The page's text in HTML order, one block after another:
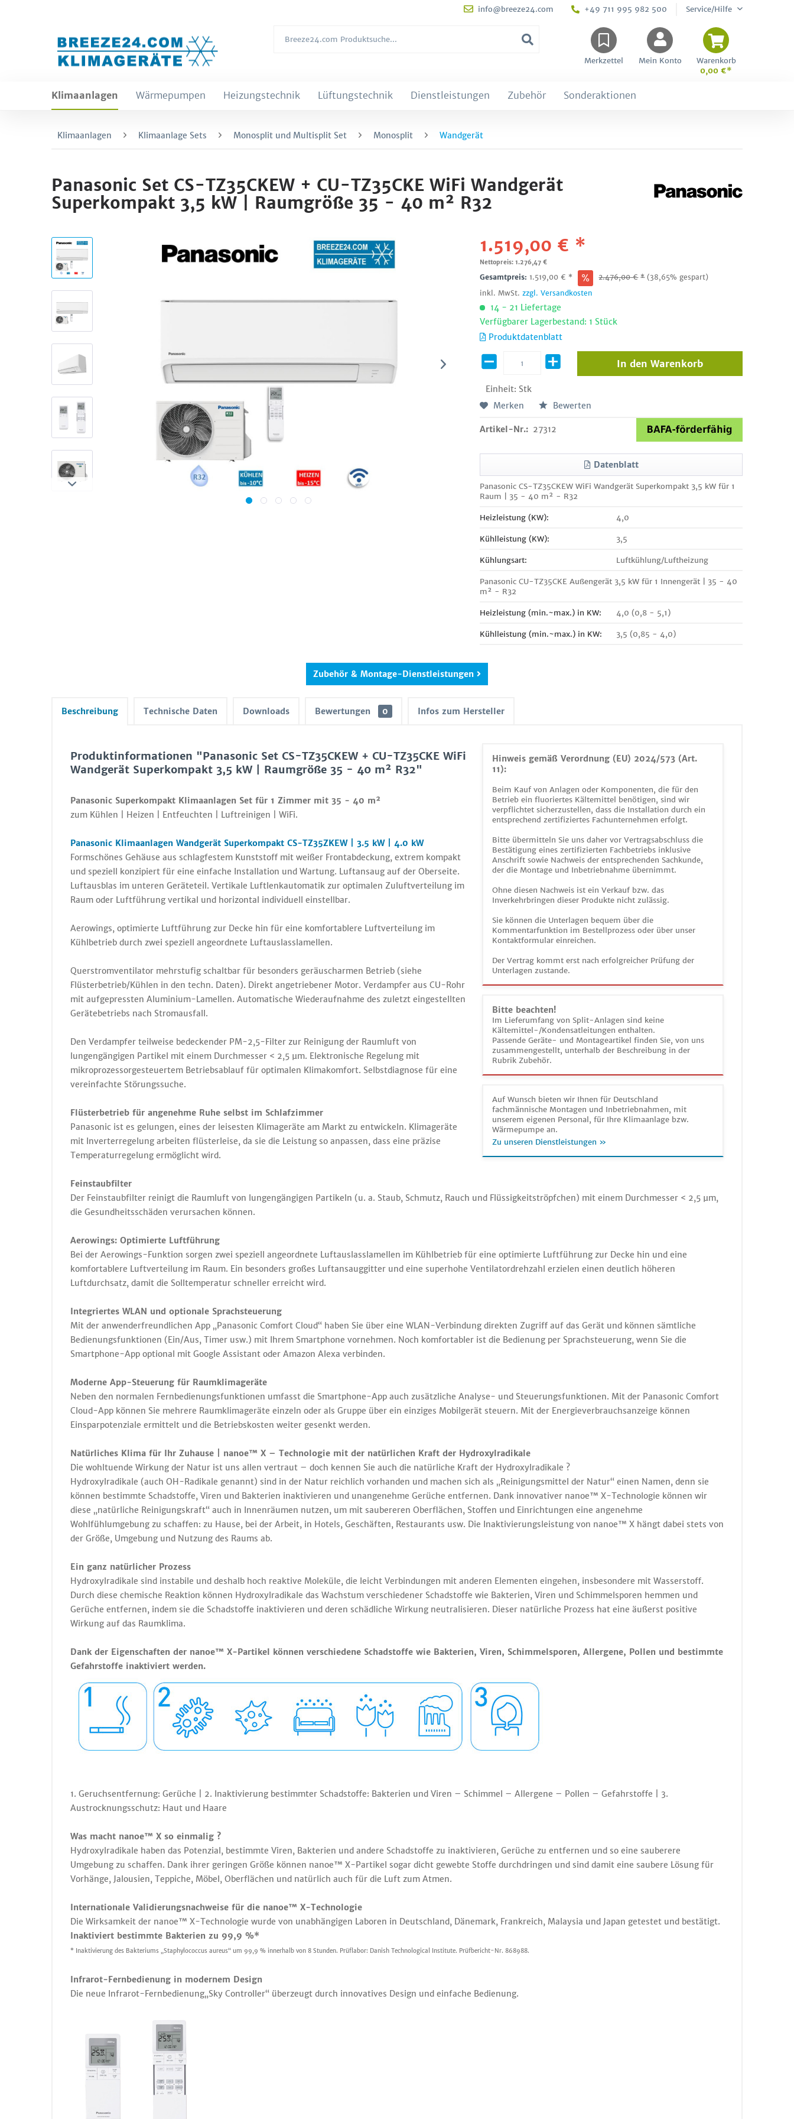
info@breeze24.com +49 711 995 982 500 Service/Hilfe
Merkzettel Mein Konto
Warenkorb
0,00 €*
Klimaanlagen Wärmepumpen Heizungstechnik Lüftungstechnik Dienstleistungen Zubehör Sonderaktionen
Klimaanlagen Klimaanlage Sets Monosplit und Multisplit Set Monosplit Wandgerät
Panasonic Set CS-TZ35CKEW + CU-TZ35CKE WiFi Wandgerät
Superkompakt 3,5 kW | Raumgröße 35 - 40 m² R32
1.519,00 € *
Nettopreis: 1.276,47 €
Gesamtpreis: 1.519,00 € * 2.476,00€ * (38,65% gespart)
inkl. MwSt.zzgl. Versandkosten
14 - 21 Liefertage
Verfügbarer Lagerbestand: 1 Stück
Produktdatenblatt
Einheit: Stk
In den Warenkorb
Merken Bewerten
Artikel-Nr.: 27312
Datenblatt
Panasonic CS-TZ35CKEW WiFi Wandgerät Superkompakt 3,5 kW für 1
Raum | 35 - 40 m² - R32
Heizleistung (KW): 4,0
Kühlleistung (KW): 3,5
Kühlungsart: Luftkühlung/Luftheizung
Panasonic CU-TZ35CKE Außengerät 3,5 kW für 1 Innengerät | 35 - 40
m² - R32
Heizleistung (min.~max.) in KW: 4,0 (0,8 - 5,1)
Kühlleistung (min.~max.) in KW: 3,5 (0,85 - 4,0)
Zubehör & Montage-Dienstleistungen
Beschreibung Technische Daten Downloads Bewertungen 0 Infos zum Hersteller
Hinweis gemäß Verordnung (EU) 2024/573 (Art.
11):
Beim Kauf von Anlagen oder Komponenten, die für den
Betrieb ein fluoriertes Kältemittel benötigen, sind wir
verpflichtet sicherzustellen, dass die Installation durch ein
entsprechend zertifiziertes Fachunternehmen erfolgt.
Bitte übermitteln Sie uns daher vor Vertragsabschluss die
Bestätigung eines zertifizierten Fachbetriebs inklusive
Anschrift sowie Nachweis der entsprechenden Sachkunde,
der die Montage und Inbetriebnahme übernimmt.
Ohne diesen Nachweis ist ein Verkauf bzw. das
Inverkehrbringen dieser Produkte nicht zulässig.
Sie können die Unterlagen bequem über die
Kommentarfunktion im Bestellprozess oder über unser
Kontaktformular einreichen.
Der Vertrag kommt erst nach erfolgreicher Prüfung der
Unterlagen zustande.
Bitte beachten!
Im Lieferumfang von Split-Anlagen sind keine
Kältemittel-/Kondensatleitungen enthalten.
Passende Geräte- und Montageartikel finden Sie, von uns
zusammengestellt, unterhalb der Beschreibung in der
Rubrik Zubehör.
Auf Wunsch bieten wir Ihnen für Deutschland
fachmännische Montagen und Inbetriebnahmen, mit
unserem eigenen Personal, für Ihre Klimaanlage bzw.
Wärmepumpe an.
Zu unseren Dienstleistungen »
Produktinformationen "Panasonic Set CS-TZ35CKEW + CU-TZ35CKE WiFi
Wandgerät Superkompakt 3,5 kW | Raumgröße 35 - 40 m² R32"
Panasonic Superkompakt Klimaanlagen Set für 1 Zimmer mit 35 - 40 m²
zum Kühlen | Heizen | Entfeuchten | Luftreinigen | WiFi.
Panasonic Klimaanlagen Wandgerät Superkompakt CS-TZ35ZKEW | 3.5 kW | 4.0 kW
Formschönes Gehäuse aus schlagfestem Kunststoff mit weißer Frontabdeckung, extrem kompakt
und speziell konzipiert für eine einfache Installation und Wartung. Luftansaug auf der Oberseite.
Luftausblas im unteren Geräteteil. Vertikale Luftlenkautomatik zur optimalen Zuluftverteilung im
Raum oder Luftführung vertikal und horizontal individuell einstellbar.
Aerowings, optimierte Luftführung zur Decke hin für eine komfortablere Luftverteilung im
Kühlbetrieb durch zwei speziell angeordnete Luftauslasslamellen.
Querstromventilator mehrstufig schaltbar für besonders geräuscharmen Betrieb (siehe
Flüsterbetrieb/Kühlen in den techn. Daten). Direkt angetriebener Motor. Verdampfer aus CU-Rohr
mit aufgepressten Aluminium-Lamellen. Automatische Wiederaufnahme des zuletzt eingestellten
Gerätebetriebs nach Stromausfall.
Den Verdampfer teilweise bedeckender PM-2,5-Filter zur Reinigung der Raumluft von
lungengängigen Partikel mit einem Durchmesser < 2,5 µm. Elektronische Regelung mit
mikroprozessorgesteuertem Betriebsablauf für optimalen Klimakomfort. Selbstdiagnose für eine
vereinfachte Störungssuche.
Flüsterbetrieb für angenehme Ruhe selbst im Schlafzimmer
Panasonic ist es gelungen, eines der leisesten Klimageräte am Markt zu entwickeln. Klimageräte
mit Inverterregelung arbeiten flüsterleise, da sie die Leistung so anpassen, dass eine präzise
Temperaturregelung ermöglicht wird.
Feinstaubfilter
Der Feinstaubfilter reinigt die Raumluft von lungengängigen Partikeln (u. a. Staub, Schmutz, Rauch und Flüssigkeitströpfchen) mit einem Durchmesser < 2,5 µm,
die Gesundheitsschäden verursachen können.
Aerowings: Optimierte Luftführung
Bei der Aerowings-Funktion sorgen zwei speziell angeordnete Luftauslasslamellen im Kühlbetrieb für eine optimierte Luftführung zur Decke hin und eine
komfortablere Luftverteilung im Raum. Ein besonders großes Luftansauggitter und eine superhohe Ventilatordrehzahl erzielen einen deutlich höheren
Luftdurchsatz, damit die Solltemperatur schneller erreicht wird.
Integriertes WLAN und optionale Sprachsteuerung
Mit der anwenderfreundlichen App „Panasonic Comfort Cloud“ haben Sie über eine WLAN-Verbindung direkten Zugriff auf das Gerät und können sämtliche
Bedienungsfunktionen (Ein/Aus, Timer usw.) mit Ihrem Smartphone vornehmen. Noch komfortabler ist die Bedienung per Sprachsteuerung, wenn Sie die
Smartphone-App optional mit Google Assistant oder Amazon Alexa verbinden.
Moderne App-Steuerung für Raumklimageräte
Neben den normalen Fernbedienungsfunktionen umfasst die Smartphone-App auch zusätzliche Analyse- und Steuerungsfunktionen. Mit der Panasonic Comfort
Cloud-App können Sie mehrere Raumklimageräte einzeln oder als Gruppe über ein einziges Mobilgerät steuern. Mit der Energieverbrauchsanzeige können
Einsparpotenziale ermittelt und die Betriebskosten weiter gesenkt werden.
Natürliches Klima für Ihr Zuhause | nanoe™ X – Technologie mit der natürlichen Kraft der Hydroxylradikale
Die wohltuende Wirkung der Natur ist uns allen vertraut – doch kennen Sie auch die natürliche Kraft der Hydroxylradikale ?
Hydroxylradikale (auch OH-Radikale genannt) sind in der Natur reichlich vorhanden und machen sich als „Reinigungsmittel der Natur“ einen Namen, denn sie
können bestimmte Schadstoffe, Viren und Bakterien inaktivieren und unangenehme Gerüche entfernen. Dank innovativer nanoe™ X-Technologie können wir
diese „natürliche Reinigungskraft“ auch in Innenräumen nutzen, um mit saubereren Oberflächen, Stoffen und Einrichtungen eine angenehme
Wohlfühlumgebung zu schaffen: zu Hause, bei der Arbeit, in Hotels, Geschäften, Restaurants usw. Die Inaktivierungsleistung von nanoe™ X hängt dabei stets von
der Größe, Umgebung und Nutzung des Raums ab.
Ein ganz natürlicher Prozess
Hydroxylradikale sind instabile und deshalb hoch reaktive Moleküle, die leicht Verbindungen mit anderen Elementen eingehen, insbesondere mit Wasserstoff.
Durch diese chemische Reaktion können Hydroxylradikale das Wachstum verschiedener Schadstoffe wie Bakterien, Viren und Schimmelsporen hemmen und
Gerüche entfernen, indem sie die Schadstoffe inaktivieren und deren schädliche Wirkung neutralisieren. Dieser natürliche Prozess hat eine äußerst positive
Wirkung auf das Raumklima.
Dank der Eigenschaften der nanoe™ X-Partikel können verschiedene Schadstoffe wie Bakterien, Viren, Schimmelsporen, Allergene, Pollen und bestimmte
Gefahrstoffe inaktiviert werden.
1. Geruchsentfernung: Gerüche | 2. Inaktivierung bestimmter Schadstoffe: Bakterien und Viren – Schimmel – Allergene – Pollen – Gefahrstoffe | 3.
Austrocknungsschutz: Haut und Haare
Was macht nanoe™ X so einmalig ?
Hydroxylradikale haben das Potenzial, bestimmte Viren, Bakterien und andere Schadstoffe zu inaktivieren, Gerüche zu entfernen und so eine sauberere
Umgebung zu schaffen. Dank ihrer geringen Größe können nanoe™ X-Partikel sogar dicht gewebte Stoffe durchdringen und sind damit eine saubere Lösung für
Vorhänge, Jalousien, Teppiche, Möbel, Oberflächen und natürlich auch für die Luft zum Atmen.
Internationale Validierungsnachweise für die nanoe™ X-Technologie
Die Wirksamkeit der nanoe™ X-Technologie wurde von unabhängigen Laboren in Deutschland, Dänemark, Frankreich, Malaysia und Japan getestet und bestätigt.
Inaktiviert bestimmte Bakterien zu 99,9 %*
* Inaktivierung des Bakteriums „Staphylococcus aureus“ um 99,9 % innerhalb von 8 Stunden. Prüflabor: Danish Technological Institute. Prüfbericht-Nr. 868988.
Infrarot-Fernbedienung in modernem Design
Die neue Infrarot-Fernbedienung„Sky Controller“ überzeugt durch innovatives Design und einfache Bedienung.